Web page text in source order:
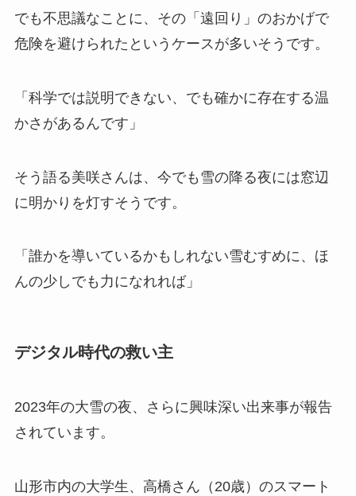
でも不思議なことに、その「遠回り」のおかげで
危険を避けられたというケースが多いそうです。
「科学では説明できない、でも確かに存在する温
かさがあるんです」
そう語る美咲さんは、今でも雪の降る夜には窓辺
に明かりを灯すそうです。
「誰かを導いているかもしれない雪むすめに、ほ
んの少しでも力になれれば」
デジタル時代の救い主
2023年の大雪の夜、さらに興味深い出来事が報告
されています。
山形市内の大学生、高橋さん（20歳）のスマート